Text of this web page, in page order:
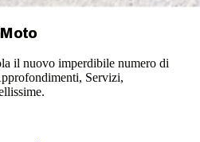
il nuovo imperdibile numero di
Servizi,